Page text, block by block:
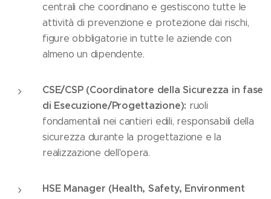
centrali che coordinano e gestiscono tutte le
attività di prevenzione e protezione dai rischi,
figure obbligatorie in tutte le aziende con
almeno un dipendente.
CSE/CSP (Coordinatore della Sicurezza in fase
di Esecuzione/Progettazione): ruoli
fondamentali nei cantieri edili, responsabili della
sicurezza durante la progettazione e la
realizzazione dell'opera.
HSE Manager (Health, Safety, Environment